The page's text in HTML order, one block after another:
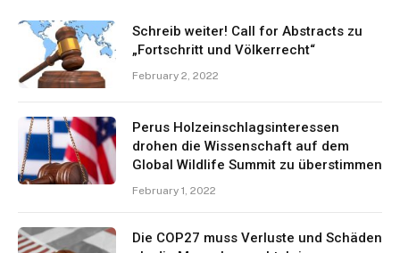
Schreib weiter! Call for Abstracts zu
„Fortschritt und Völkerrecht“
February 2, 2022
Perus Holzeinschlagsinteressen
drohen die Wissenschaft auf dem
Global Wildlife Summit zu überstimmen
February 1, 2022
Die COP27 muss Verluste und Schäden